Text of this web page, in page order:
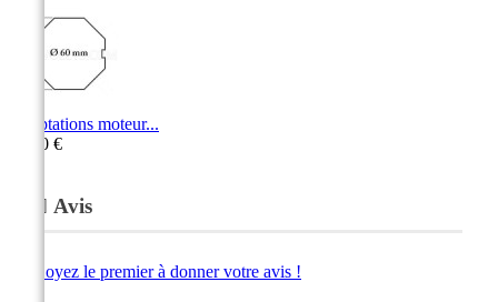
Adaptations moteur...
10,60 €
Avis
Soyez le premier à donner votre avis !